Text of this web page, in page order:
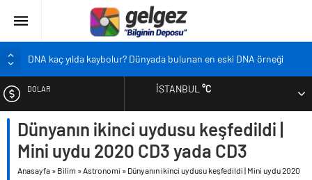
DNA kaç yılda kaybolur? Dünyada bulunan en eski DNA örneği
Pandemi bebekleri neden diğer bebeklerden farklı?
Siyah çay içmek ölüm riskini azaltıyor
Çocukların boyu artık önceden belirlenebilecek
DOLAR
EURO
ALTIN
İSTANBUL°C
Dünyanın ikinci uydusu keşfedildi |
Mini uydu 2020 CD3 yada CD3
Anasayfa » Bilim »Astronomi » Dünyanın ikinci uydusu keşfedildi | Mini uydu 2020